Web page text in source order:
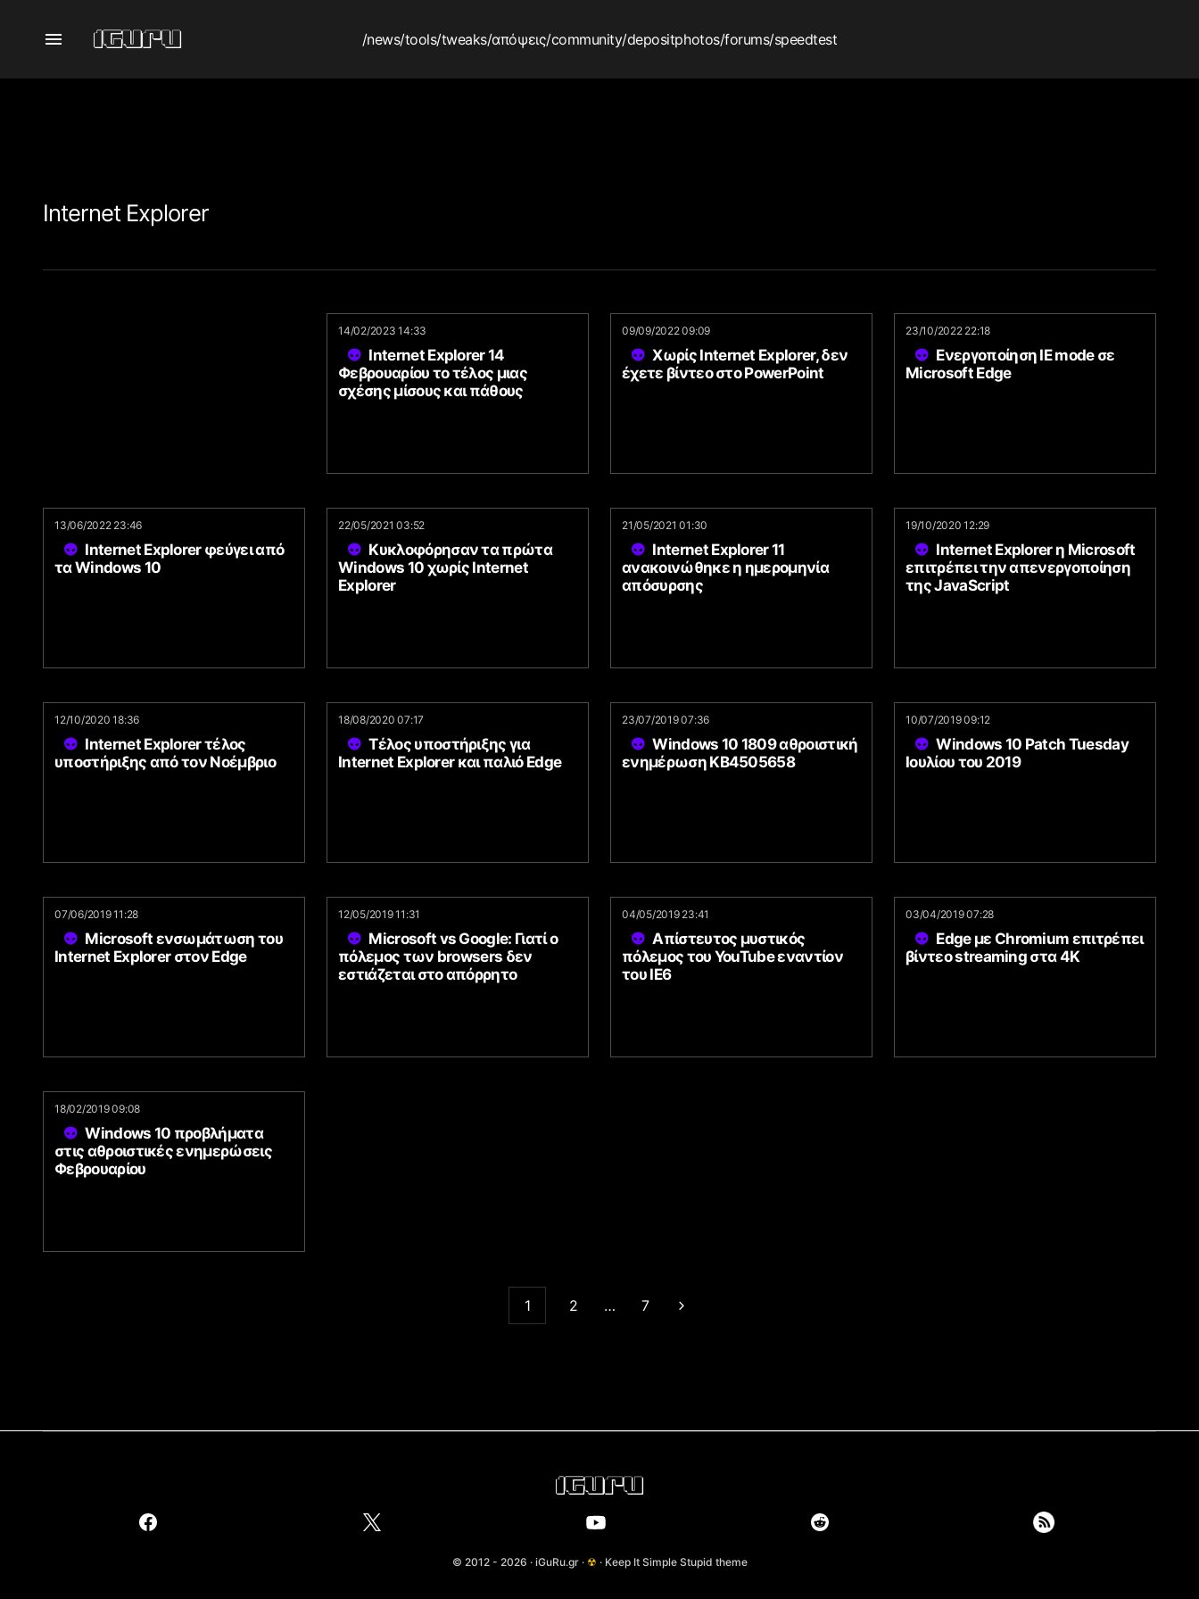
/news/tools/tweaks/απόψεις/community/depositphotos/forums/speedtest
Internet Explorer
14/02/2023 14:33
Internet Explorer 14
Φεβρουαρίου το τέλος μιας
σχέσης μίσους και πάθους
09/09/2022 09:09
Χωρίς Internet Explorer, δεν
έχετε βίντεο στο PowerPoint
23/10/2022 22:18
Ενεργοποίηση IE mode σε
Microsoft Edge
13/06/2022 23:46
Internet Explorer φεύγει από
τα Windows 10
22/05/2021 03:52
Κυκλοφόρησαν τα πρώτα
Windows 10 χωρίς Internet
Explorer
21/05/2021 01:30
Internet Explorer 11
ανακοινώθηκε η ημερομηνία
απόσυρσης
19/10/2020 12:29
Internet Explorer η Microsoft
επιτρέπει την απενεργοποίηση
της JavaScript
12/10/2020 18:36
Internet Explorer τέλος
υποστήριξης από τον Νοέμβριο
18/08/2020 07:17
Τέλος υποστήριξης για
Internet Explorer και παλιό Edge
23/07/2019 07:36
Windows 10 1809 αθροιστική
ενημέρωση KB4505658
10/07/2019 09:12
Windows 10 Patch Tuesday
Ιουλίου του 2019
07/06/2019 11:28
Microsoft ενσωμάτωση του
Internet Explorer στον Edge
12/05/2019 11:31
Microsoft vs Google: Γιατί ο
πόλεμος των browsers δεν
εστιάζεται στο απόρρητο
04/05/2019 23:41
Απίστευτος μυστικός
πόλεμος του YouTube εναντίον
του IE6
03/04/2019 07:28
Edge με Chromium επιτρέπει
βίντεο streaming στα 4K
18/02/2019 09:08
Windows 10 προβλήματα
στις αθροιστικές ενημερώσεις
Φεβρουαρίου
1 2 … 7
© 2012 - 2026 · iGuRu.gr · ☢ · Keep It Simple Stupid theme